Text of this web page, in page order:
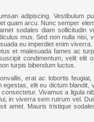
adipiscing. Vestibulum
quam arcu. Nunc semper
sodales diam sollicitudin
mus. Sed non nulla nisi,
eu imperdiet enim
et malesuada fames ac
condimentum, velit elit
turpis bibendum luctus.
erat ac lobortis
elit eu dictum blandit,
Vivamus a ligula
in viverra sem rutrum vel.
amet. Mauris tristique